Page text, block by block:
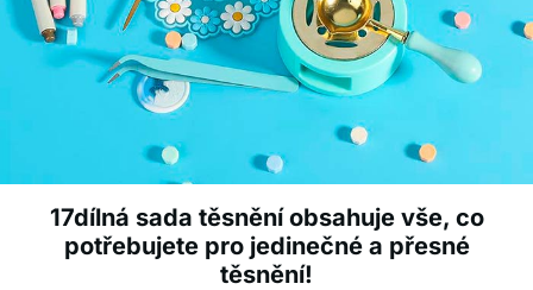
17dílná sada těsnění obsahuje vše, co
potřebujete pro jedinečné a přesné
těsnění!